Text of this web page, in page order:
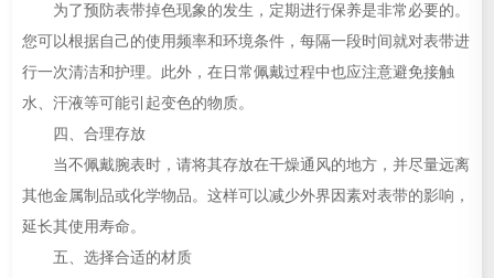
为了预防表带掉色现象的发生，定期进行保养是非常必要的。
您可以根据自己的使用频率和环境条件，每隔一段时间就对表带进
行一次清洁和护理。此外，在日常佩戴过程中也应注意避免接触
水、汗液等可能引起变色的物质。
四、合理存放
当不佩戴腕表时，请将其存放在干燥通风的地方，并尽量远离
其他金属制品或化学物品。这样可以减少外界因素对表带的影响，
延长其使用寿命。
五、选择合适的材质